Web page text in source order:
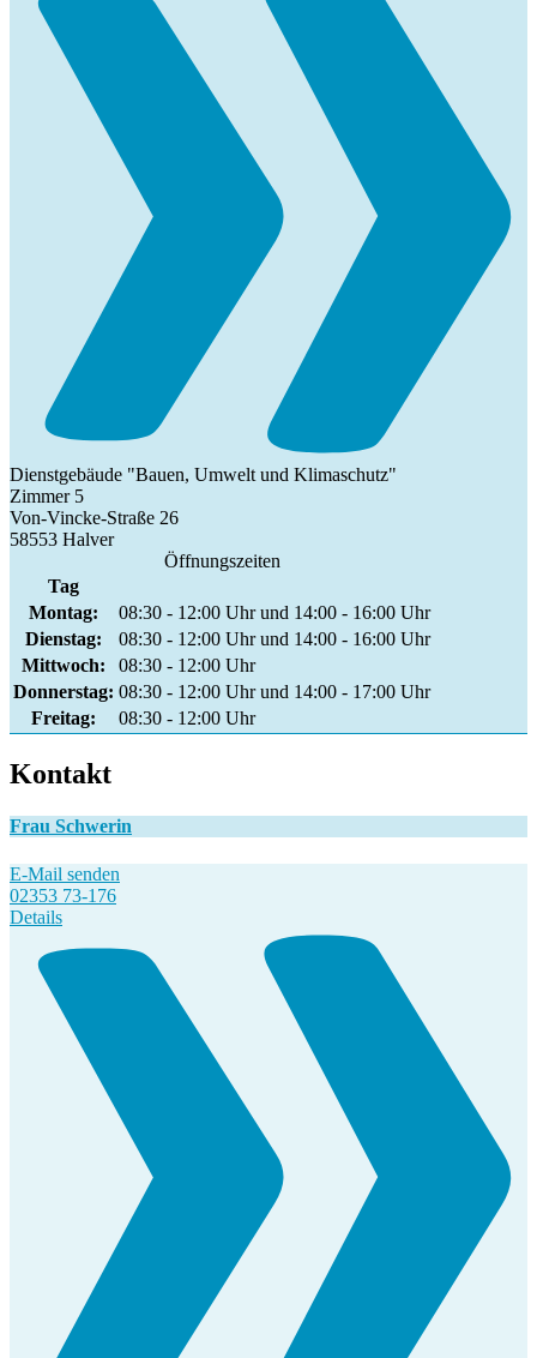
Dienstgebäude "Bauen, Umwelt und Klimaschutz"
Zimmer 5
Von-Vincke-Straße 26
58553 Halver
Öffnungszeiten
Tag
Montag:
08:30 - 12:00 Uhr und 14:00 - 16:00 Uhr
Dienstag:
08:30 - 12:00 Uhr und 14:00 - 16:00 Uhr
Mittwoch:
08:30 - 12:00 Uhr
Donnerstag: 08:30 - 12:00 Uhr und 14:00 - 17:00 Uhr
Freitag:
08:30 - 12:00 Uhr
Kontakt
Frau Schwerin
E-Mail senden
02353 73-176
Details